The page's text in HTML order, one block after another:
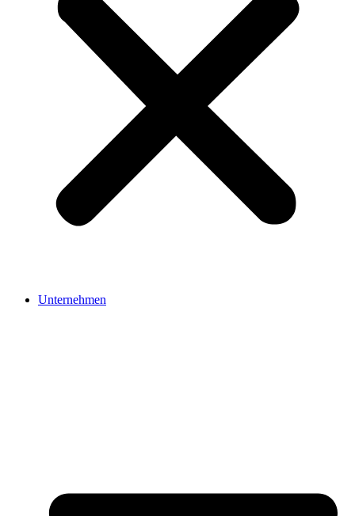
Unternehmen